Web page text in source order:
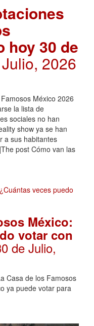
hoy 30 de
2026
México 2026
la lista de
sociales no han
show ya se han
a sus habitantes
post Cómo van las
México:
votar con
de Julio,
Casa de los Famosos
ya puede votar para